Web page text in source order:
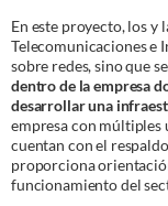
En este proyecto, los y
Telecomunicaciones e
sobre redes, sino que
dentro de la empresa
desarrollar una
empresa con múltiples
cuentan con el
proporciona
funcionamiento del